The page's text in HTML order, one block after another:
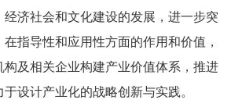
济社会和文化建设的发展，进一步突
指导性和应用性方面的作用和价值，
构及相关企业构建产业价值体系，推进
设计产业化的战略创新与实践。